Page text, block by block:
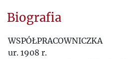
Biografia
WSPÓŁPRACOWNICZKA
ur. 1908 r.